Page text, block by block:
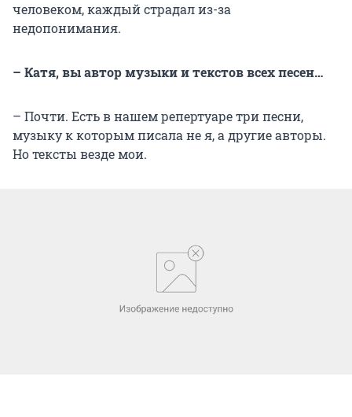
человеком, каждый страдал из-за
недопонимания.
– Катя, вы автор музыки и текстов всех песен…
– Почти. Есть в нашем репертуаре три песни,
музыку к которым писала не я, а другие авторы.
Но тексты везде мои.